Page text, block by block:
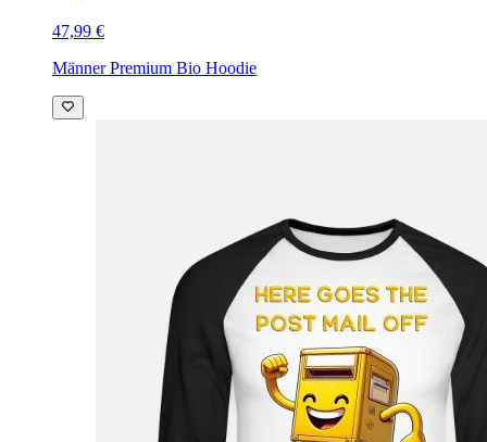
47,99 €
Männer Premium Bio Hoodie